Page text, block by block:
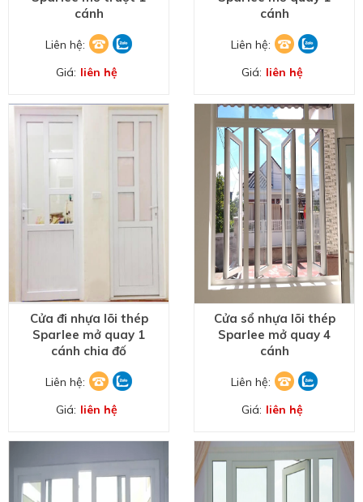
cánh
Liên hệ:
Giá: liên hệ
cánh
Liên hệ:
Giá: liên hệ
Cửa đi nhựa lõi thép
Sparlee mở quay 1
cánh chia đố
Liên hệ:
Giá: liên hệ
Cửa sổ nhựa lõi thép
Sparlee mở quay 4
cánh
Liên hệ:
Giá: liên hệ